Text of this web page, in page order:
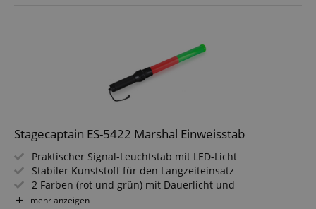
Stagecaptain ES-5422 Marshal Einweisstab
Praktischer Signal-Leuchtstab mit LED-Licht
Stabiler Kunststoff für den Langzeiteinsatz
2 Farben (rot und grün) mit Dauerlicht und
abwechselndem Blinken
mehr anzeigen